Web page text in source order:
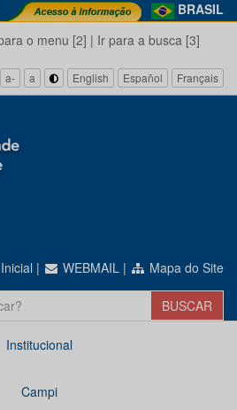
BRASIL
o menu [2] | Ir para a busca [3]
a- a English Español Français
| WEBMAIL | Mapa do Site
Institucional
Campi